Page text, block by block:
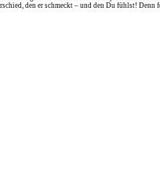
den er schmeckt – und den Du fühlst!